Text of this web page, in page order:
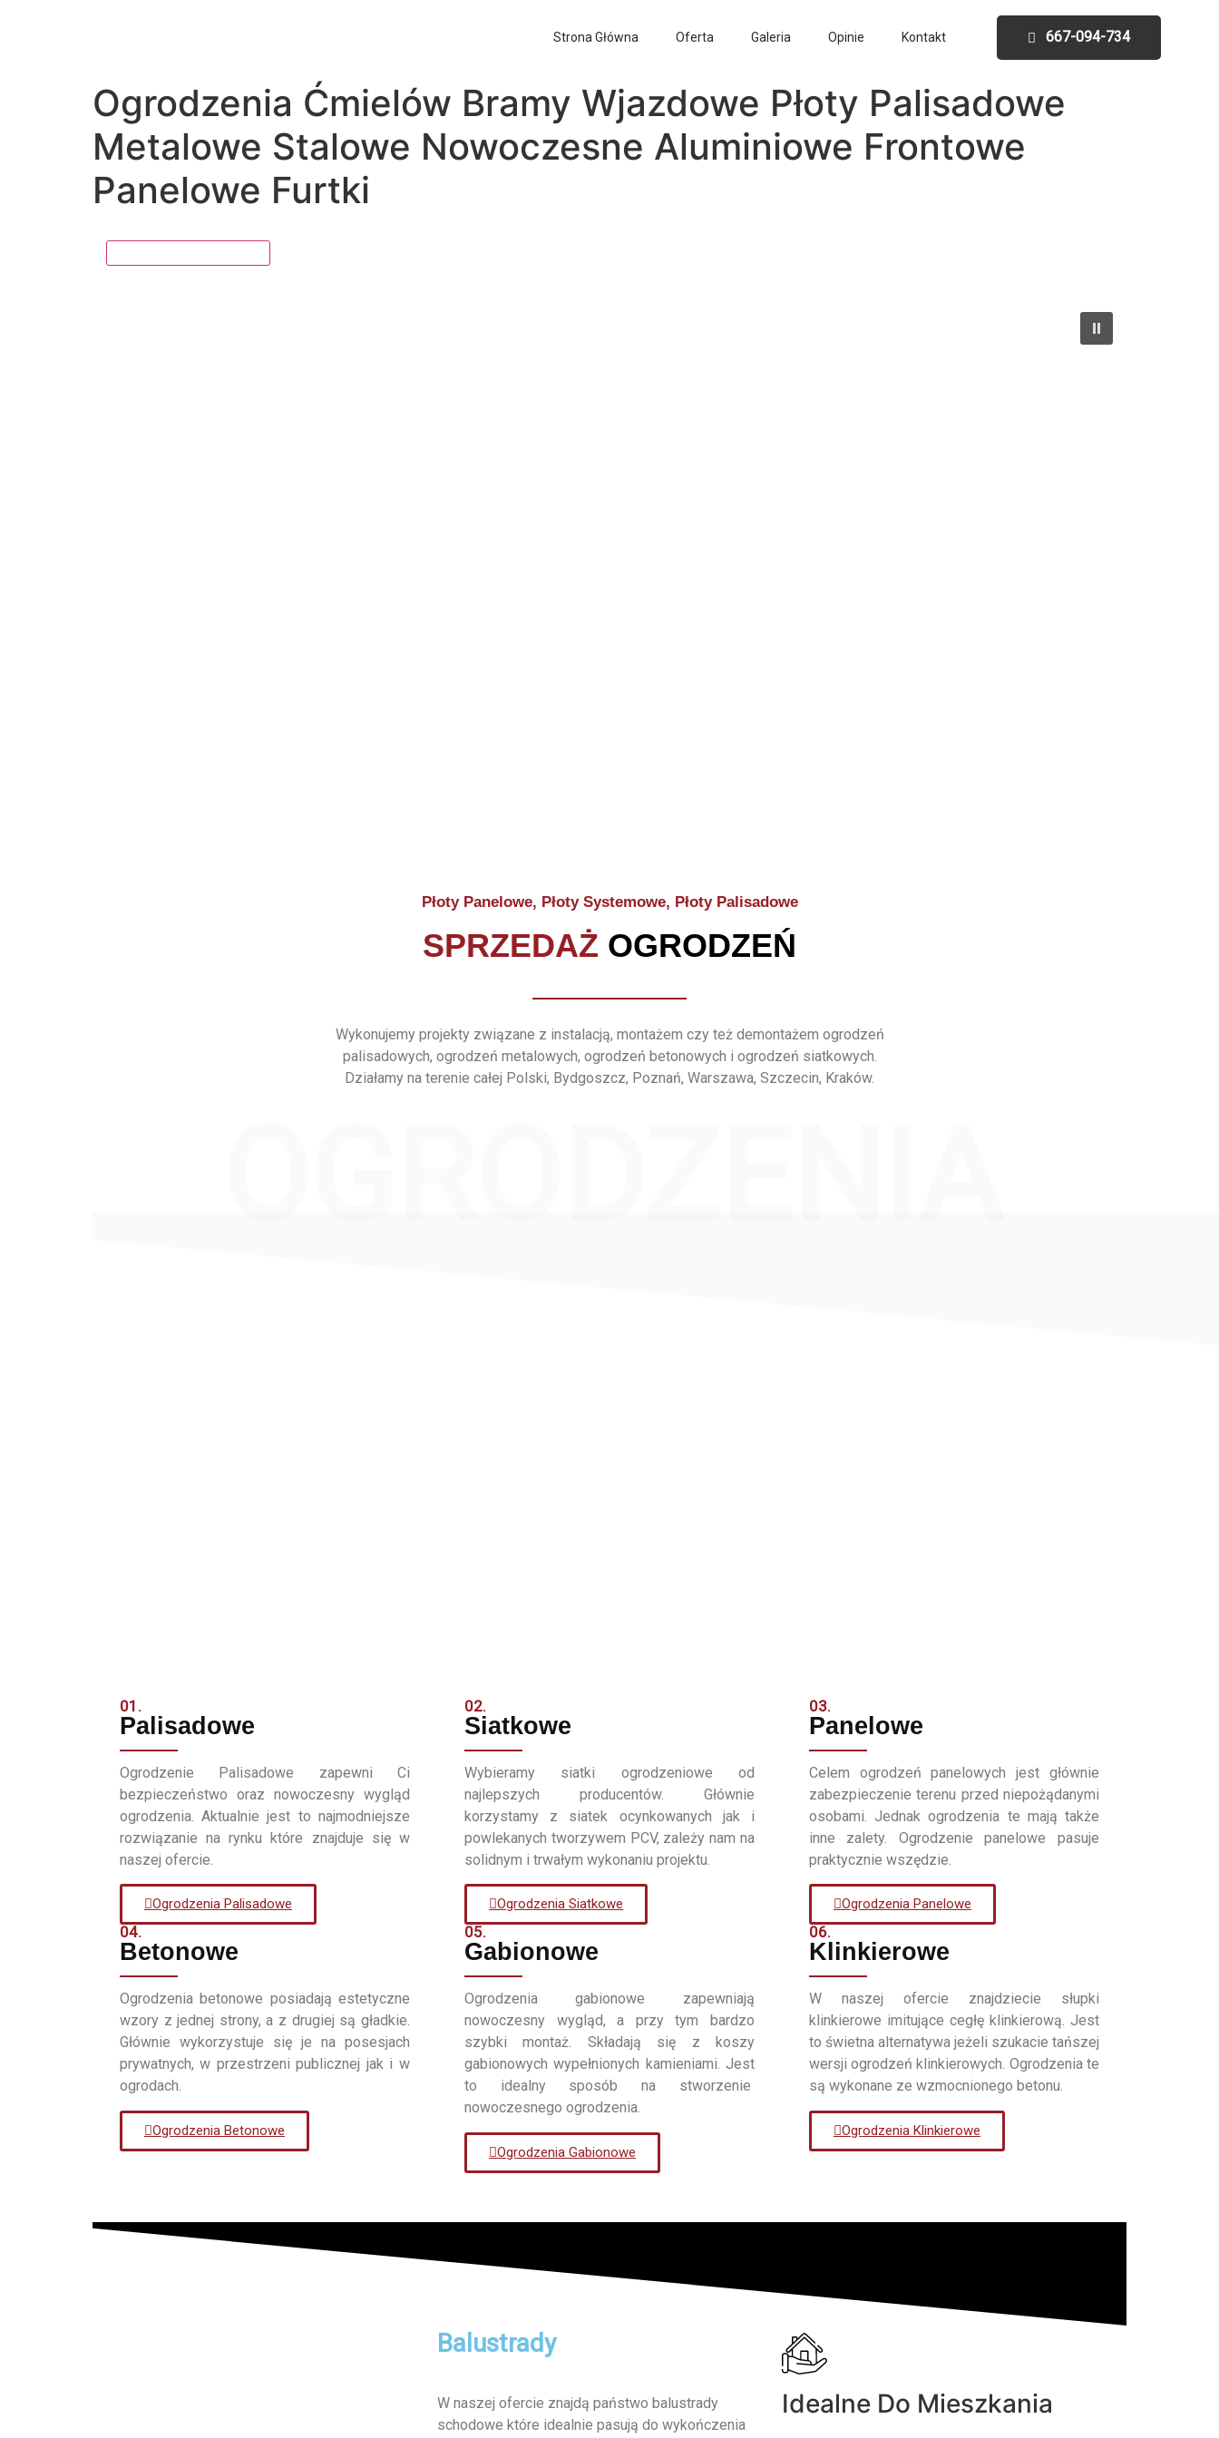
Strona Główna Oferta Galeria Opinie Kontakt 667-094-734
Ogrodzenia Ćmielów Bramy Wjazdowe Płoty Palisadowe
Metalowe Stalowe Nowoczesne Aluminiowe Frontowe
Panelowe Furtki
Płoty Panelowe, Płoty Systemowe, Płoty Palisadowe
SPRZEDAŻ OGRODZEŃ
Wykonujemy projekty związane z instalacją, montażem czy też demontażem ogrodzeń
palisadowych, ogrodzeń metalowych, ogrodzeń betonowych i ogrodzeń siatkowych.
Działamy na terenie całej Polski, Bydgoszcz, Poznań, Warszawa, Szczecin, Kraków.
01.
Palisadowe
Ogrodzenie Palisadowe zapewni Ci
bezpieczeństwo oraz nowoczesny wygląd
ogrodzenia. Aktualnie jest to najmodniejsze
rozwiązanie na rynku które znajduje się w
naszej ofercie.
Ogrodzenia Palisadowe
04.
Betonowe
Ogrodzenia betonowe posiadają estetyczne
wzory z jednej strony, a z drugiej są gładkie.
Głównie wykorzystuje się je na posesjach
prywatnych, w przestrzeni publicznej jak i w
ogrodach.
Ogrodzenia Betonowe
02.
Siatkowe
Wybieramy siatki ogrodzeniowe od
najlepszych producentów. Głównie
korzystamy z siatek ocynkowanych jak i
powlekanych tworzywem PCV, zależy nam na
solidnym i trwałym wykonaniu projektu.
Ogrodzenia Siatkowe
05.
Gabionowe
Ogrodzenia gabionowe zapewniają
nowoczesny wygląd, a przy tym bardzo
szybki montaż. Składają się z koszy
gabionowych wypełnionych kamieniami. Jest
to idealny sposób na stworzenie
nowoczesnego ogrodzenia.
Ogrodzenia Gabionowe
03.
Panelowe
Celem ogrodzeń panelowych jest głównie
zabezpieczenie terenu przed niepożądanymi
osobami. Jednak ogrodzenia te mają także
inne zalety. Ogrodzenie panelowe pasuje
praktycznie wszędzie.
Ogrodzenia Panelowe
06.
Klinkierowe
W naszej ofercie znajdziecie słupki
klinkierowe imitujące cegłę klinkierową. Jest
to świetna alternatywa jeżeli szukacie tańszej
wersji ogrodzeń klinkierowych. Ogrodzenia te
są wykonane ze wzmocnionego betonu.
Ogrodzenia Klinkierowe
Balustrady
W naszej ofercie znajdą państwo balustrady
schodowe które idealnie pasują do wykończenia
Idealne Do Mieszkania